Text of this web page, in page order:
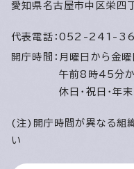
愛知県名古屋市中区栄四
代表電話： 052-241-
開庁時間： 月曜日から金
午前8時45分
休日・祝日・年
(注)開庁時間が異なる組
い